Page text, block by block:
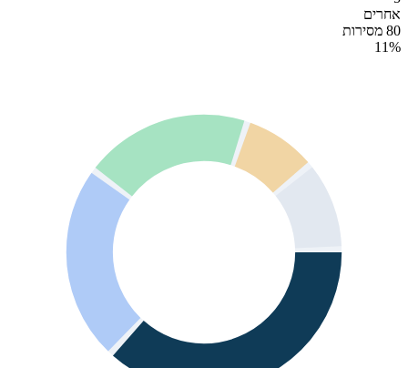
אחרים
80 מסירות
11%